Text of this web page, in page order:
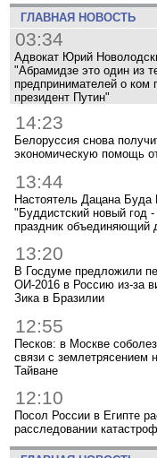
ГЛАВНАЯ НОВОСТЬ
03:34
Адвокат Юрий
"Абрамидзе это один из
предпринимателей о ком
президент Путин"
14:23
Белоруссия снова
экономическую помощь
13:44
Настоятель Дацана
"Буддистский новый год -
праздник объединяющий
13:20
В Госдуме предложили
ОИ-2016 в Россию из-за
Зика в Бразилии
12:55
Песков: в Москве
связи с землетрясением
Тайване
12:10
Посол России в Египте
расследовании